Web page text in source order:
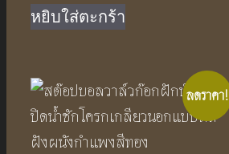
was:
฿750.00.
หยิบใส่ตะกร้า
ลดราคา!